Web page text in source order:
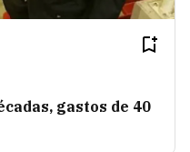
gastos de 40